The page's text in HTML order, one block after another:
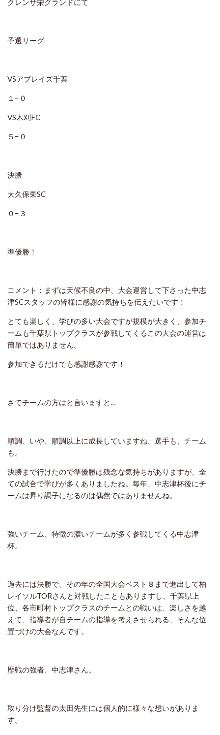
クレンサ栄グランドにて
予選リーグ
VSアブレイズ千葉
１−０
VS木刈FC
５−０
決勝
大久保東SC
０−３
準優勝！
コメント：まずは天候不良の中、大会運営して下さった中志
津SCスタッフの皆様に感謝の気持ちを伝えたいです！
とても楽しく、学びの多い大会ですが規模が大きく、参加チ
ームも千葉県トップクラスが参戦してくるこの大会の運営は
簡単ではありません。
参加できるだけでも感謝感謝です！
さてチームの方はと言いますと…
順調、いや、順調以上に成長していますね、選手も、チーム
も。
決勝まで行けたので準優勝は残念な気持ちがありますが、全
ての試合で学びが多くありましたね。毎年、中志津杯後にチ
ームは昇り調子になるのは偶然ではありませんね。
強いチーム、特徴の濃いチームが多く参戦してくる中志津
杯。
過去には決勝で、その年の全国大会ベスト８まで進出して柏
レイソルTORさんと対戦したこともありますし、千葉県上
位、各市町村トップクラスのチームとの戦いは、楽しさを越
えて、指導者が自チームの指導を考えさせられる、そんな位
置づけの大会なんです。
歴戦の強者、中志津さん。
取り分け監督の太田先生には個人的に様々な想いがありま
す。